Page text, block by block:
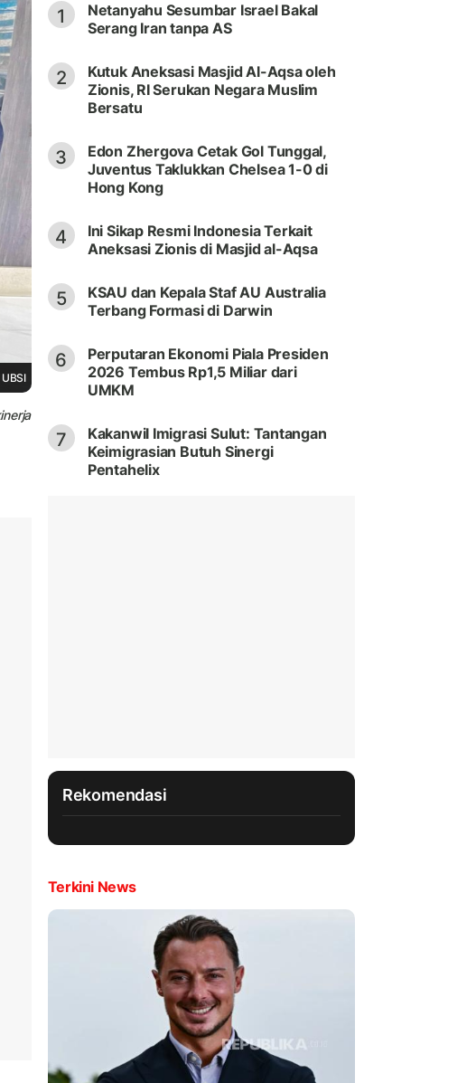
1
Netanyahu Sesumbar Israel Bakal
Serang Iran tanpa AS
2
Kutuk Aneksasi Masjid Al-Aqsa oleh
Zionis, RI Serukan Negara Muslim
Bersatu
3
Edon Zhergova Cetak Gol Tunggal,
Juventus Taklukkan Chelsea 1-0 di
Hong Kong
4
Ini Sikap Resmi Indonesia Terkait
Aneksasi Zionis di Masjid al-Aqsa
5
KSAU dan Kepala Staf AU Australia
Terbang Formasi di Darwin
6
Perputaran Ekonomi Piala Presiden
2026 Tembus Rp1,5 Miliar dari
UMKM
7
Kakanwil Imigrasi Sulut: Tantangan
Keimigrasian Butuh Sinergi
Pentahelix
Rekomendasi
Terkini News